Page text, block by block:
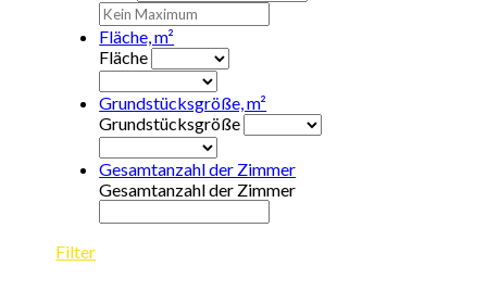
Fläche, m²
Fläche
Grundstücksgröße, m²
Grundstücksgröße
Gesamtanzahl der Zimmer
Gesamtanzahl der Zimmer
Filter